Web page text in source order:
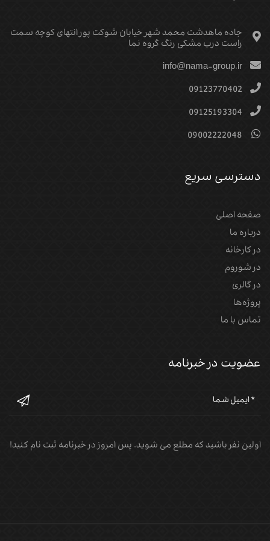
جاده ماهدشت محمد شهر خیابان شوکت پور انتهای کوچه سمت
راست درب مشکی رنگ گروه نما
info@nama-group.ir
09123770402
09125193304
09002222048
دسترسی سریع
صفحه اصلی
درباره ما
در کارخانه
در شوروم
در گالری
پروژه‌‌ها
تماس با ما
عضویت در خبرنامه
اولین نفر باشید که مطلع می شوید. پس امروز در خبرنامه ثبت نام کنید!